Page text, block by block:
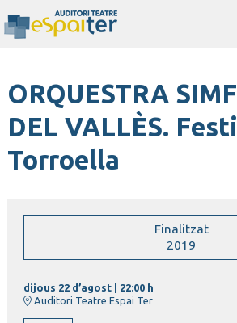
ORQUESTRA
DEL VALLÈS.
Torroella
Finalitzat
2019
dijous 22 d’agost
22:00 h
Auditori Teatre Espai Ter